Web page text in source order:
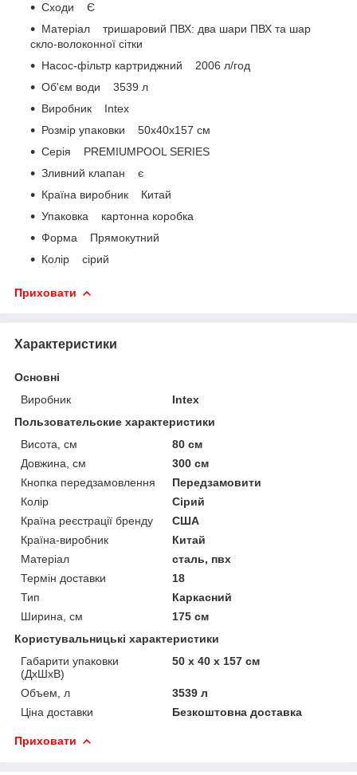
Сходи Є
Матеріал тришаровий ПВХ: два шари ПВХ та шар
скло-волоконної сітки
Насос-фільтр картриджний 2006 л/год
Об'єм води 3539 л
Виробник Intex
Розмір упаковки 50x40x157 см
Серія PREMIUMPOOL SERIES
Зливний клапан є
Країна виробник Китай
Упаковка картонна коробка
Форма Прямокутний
Колір сірий
Приховати
Характеристики
Основні
Виробник
Intex
Пользовательские характеристики
Висота, см
80 см
Довжина, см
300 см
Кнопка передзамовлення
Передзамовити
Колір
Сірий
Країна реєстрації бренду
США
Країна-виробник
Китай
Матеріал
сталь, пвх
Термін доставки
18
Тип
Каркасний
Ширина, см
175 см
Користувальницькі характеристики
Габарити упаковки
(ДхШхВ)
50 x 40 x 157 см
Объем, л
3539 л
Ціна доставки
Безкоштовна доставка
Приховати